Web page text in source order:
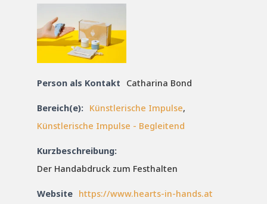
Person als Kontakt Catharina Bond
Bereich(e): Künstlerische Impulse,
Künstlerische Impulse - Begleitend
Kurzbeschreibung:
Der Handabdruck zum Festhalten
Website https://www.hearts-in-hands.at